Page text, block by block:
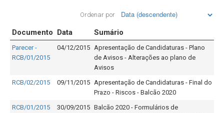
Ordenar por
Documento Data Sumário
Parecer -
RCB/01/2015
04/12/2015 Apresentação de Candidaturas - Plano
de Avisos - Alterações ao plano de
Avisos
RCB/02/2015
09/11/2015 Apresentação de Candidaturas - Final do
Prazo - Riscos - Balcão 2020
RCB/01/2015
30/09/2015 Balcão 2020 - Formulários de